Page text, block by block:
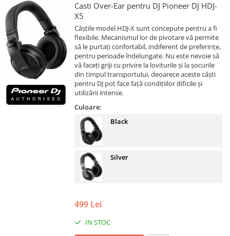
Casti Over-Ear pentru DJ Pioneer DJ HDJ-
X5
Căștile model HDJ-X sunt concepute pentru a fi
flexibile. Mecanismul lor de pivotare vă permite
să le purtați confortabil, indiferent de preferințe,
pentru perioade îndelungate. Nu este nevoie să
vă faceți griji cu privire la loviturile și la șocurile
din timpul transportului, deoarece aceste căști
pentru DJ pot face față condițiilor dificile și
utilizării intense.
Culoare:
Black
Silver
499 Lei
IN STOC